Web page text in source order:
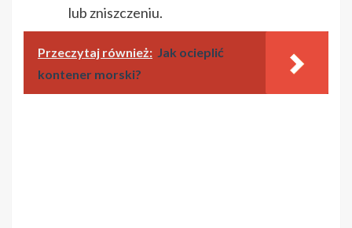
lub zniszczeniu.
Przeczytaj również: Jak ocieplić
kontener morski?